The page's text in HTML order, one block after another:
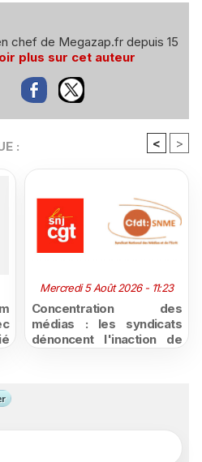
chef de Megazap.fr depuis 15
plus sur cet auteur
: < >
Mercredi 5 Août 2026 - 11:23
Concentration des
médias : les syndicats
dénoncent l'inaction de